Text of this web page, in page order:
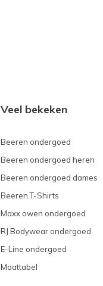
Veel bekeken
Beeren ondergoed
Beeren ondergoed heren
Beeren ondergoed dames
Beeren T-Shirts
Maxx owen ondergoed
RJ Bodywear ondergoed
E-Line ondergoed
Maattabel